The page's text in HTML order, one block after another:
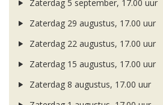
Zaterdag 5 september, 17.00 uur
Zaterdag 29 augustus, 17.00 uur
Zaterdag 22 augustus, 17.00 uur
Zaterdag 15 augustus, 17.00 uur
Zaterdag 8 augustus, 17.00 uur